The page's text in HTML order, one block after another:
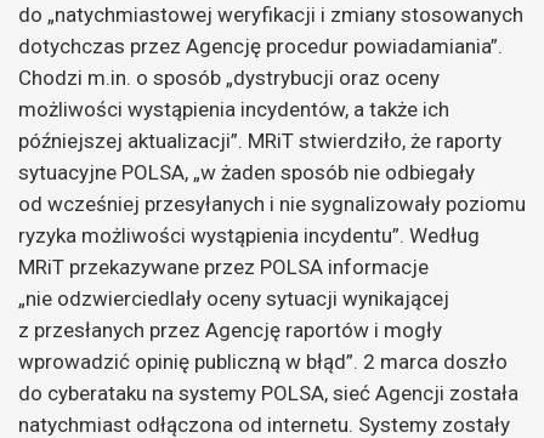
do „natychmiastowej weryfikacji i zmiany stosowanych
dotychczas przez Agencję procedur powiadamiania”.
Chodzi m.in. o sposób „dystrybucji oraz oceny
możliwości wystąpienia incydentów, a także ich
późniejszej aktualizacji”. MRiT stwierdziło, że raporty
sytuacyjne POLSA, „w żaden sposób nie odbiegały
od wcześniej przesyłanych i nie sygnalizowały poziomu
ryzyka możliwości wystąpienia incydentu”. Według
MRiT przekazywane przez POLSA informacje
„nie odzwierciedlały oceny sytuacji wynikającej
z przesłanych przez Agencję raportów i mogły
wprowadzić opinię publiczną w błąd”. 2 marca doszło
do cyberataku na systemy POLSA, sieć Agencji została
natychmiast odłączona od internetu. Systemy zostały